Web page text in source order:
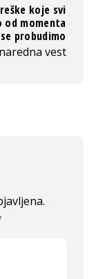
koje svi
od momenta
probudimo
naredna vest